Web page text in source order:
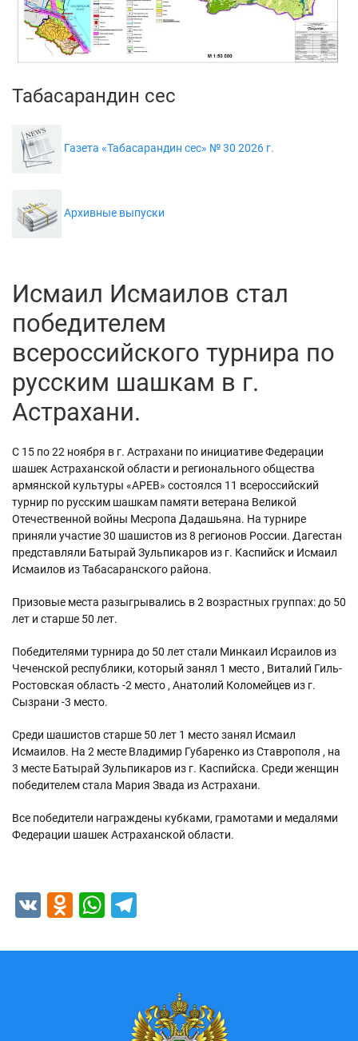
Исмаил Исмаилов стал
победителем
всероссийского турнира по
русским шашкам в г.
Астрахани.
С 15 по 22 ноября в г. Астрахани по инициативе Федерации
шашек Астраханской области и регионального общества
армянской культуры «АРЕВ» состоялся 11 всероссийский
турнир по русским шашкам памяти ветерана Великой
Отечественной войны Месропа Дадашьяна. На турнире
приняли участие 30 шашистов из 8 регионов России. Дагестан
представляли Батырай Зульпикаров из г. Каспийск и Исмаил
Исмаилов из Табасаранского района.
Призовые места разыгрывались в 2 возрастных группах: до 50
лет и старше 50 лет.
Победителями турнира до 50 лет стали Минкаил Исраилов из
Чеченской республики, который занял 1 место , Виталий Гиль-
Ростовская область -2 место , Анатолий Коломейцев из г.
Сызрани -3 место.
Среди шашистов старше 50 лет 1 место занял Исмаил
Исмаилов. На 2 месте Владимир Губаренко из Ставрополя , на
3 месте Батырай Зульпикаров из г. Каспийска. Среди женщин
победителем стала Мария Звада из Астрахани.
Все победители награждены кубками, грамотами и медалями
Федерации шашек Астраханской области.
VK Odnoklassniki
WhatsApp
Табасарандин сес
Газета «Табасарандин сес» № 30 2026 г.
Архивные выпуски